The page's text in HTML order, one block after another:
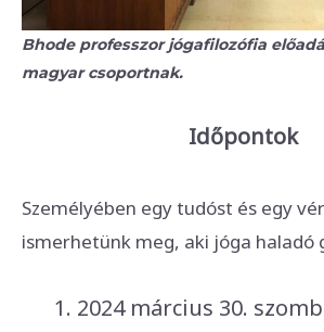
Bhode professzor jógafilozófia
magyar csoportnak.
Időpontok
Személyében egy tudóst és egy
ismerhetünk meg, aki jóga haladó
2024 március 30.